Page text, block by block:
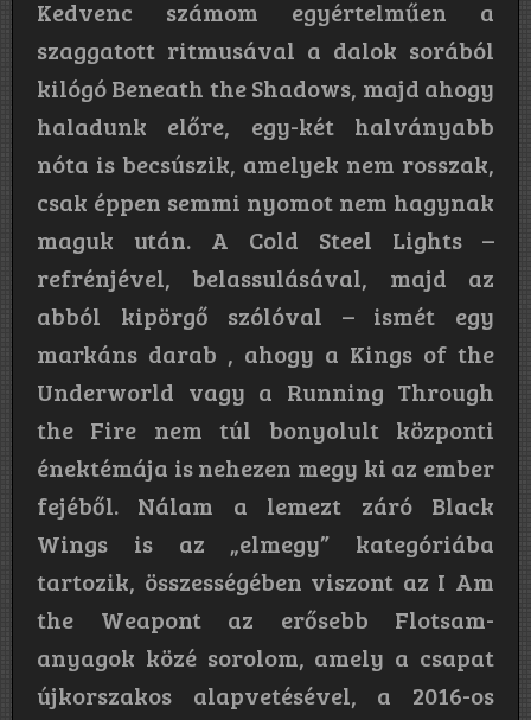
Kedvenc számom egyértelműen a
szaggatott ritmusával a dalok sorából
kilógó Beneath the Shadows, majd ahogy
haladunk előre, egy-két halványabb
nóta is becsúszik, amelyek nem rosszak,
csak éppen semmi nyomot nem hagynak
maguk után. A Cold Steel Lights –
refrénjével, belassulásával, majd az
abból kipörgő szólóval – ismét egy
markáns darab , ahogy a Kings of the
Underworld vagy a Running Through
the Fire nem túl bonyolult központi
énektémája is nehezen megy ki az ember
fejéből. Nálam a lemezt záró Black
Wings is az „elmegy” kategóriába
tartozik, összességében viszont az I Am
the Weapont az erősebb Flotsam-
anyagok közé sorolom, amely a csapat
újkorszakos alapvetésével, a 2016-os